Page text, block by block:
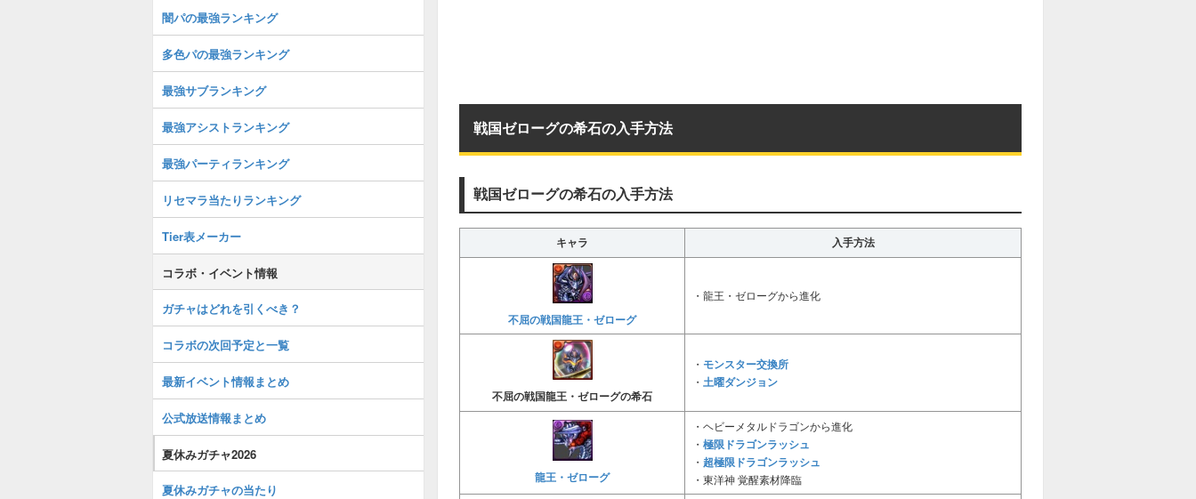
戦国ゼローグの希石の入手方法
戦国ゼローグの希石の入手方法
キャラ 入手方法
不屈の戦国龍王・ゼローグ
・龍王・ゼローグから進化
不屈の戦国龍王・ゼローグの希石
・ モンスター交換所
・ 土曜ダンジョン
龍王・ゼローグ
・ヘビーメタルドラゴンから進化
・ 極限ドラゴンラッシュ
・ 超極限ドラゴンラッシュ
・東洋神 覚醒素材降臨
闇パの最強ランキング
多色パの最強ランキング
最強サブランキング
最強アシストランキング
最強パーティランキング
リセマラ当たりランキング
Tier表メーカー
コラボ・イベント情報
ガチャはどれを引くべき？
コラボの次回予定と一覧
最新イベント情報まとめ
公式放送情報まとめ
夏休みガチャ2026
夏休みガチャの当たり